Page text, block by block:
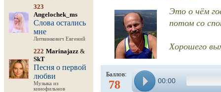
323
Angelochek_ms
Слова остались
мне
Литвинкович Евгений
222 Marinajazz &
SkT
Песня о первой
любви
Музыка из
кинофильмов
Это о чём
потом со
Хорошего
Баллов:
78 00:00